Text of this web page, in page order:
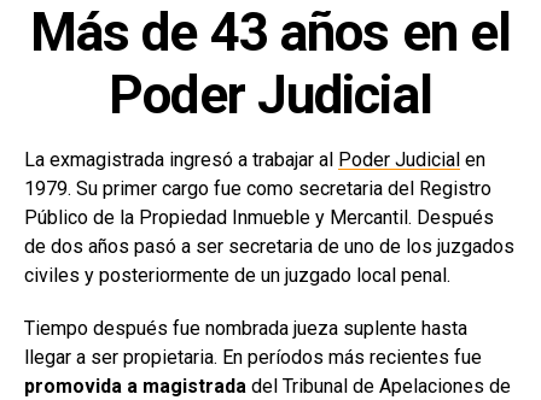
Más de 43 años en el
Poder Judicial
La exmagistrada ingresó a trabajar al Poder Judicial en
1979. Su primer cargo fue como secretaria del Registro
Público de la Propiedad Inmueble y Mercantil. Después
de dos años pasó a ser secretaria de uno de los juzgados
civiles y posteriormente de un juzgado local penal.
Tiempo después fue nombrada jueza suplente hasta
llegar a ser propietaria. En períodos más recientes fue
promovida a magistrada del Tribunal de Apelaciones de